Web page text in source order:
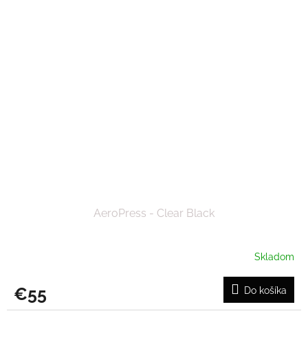
AeroPress - Clear Black
Skladom
€55 Do košíka